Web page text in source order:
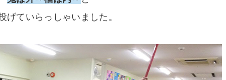
げていらっしゃいました。